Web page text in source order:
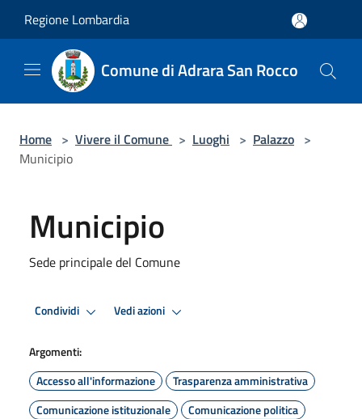
Regione Lombardia
Comune di Adrara San Rocco
Home > Vivere il Comune > Luoghi > Palazzo >
Municipio
Municipio
Sede principale del Comune
Condividi Vedi azioni
Argomenti:
Accesso all'informazione
Trasparenza amministrativa
Comunicazione istituzionale
Comunicazione politica